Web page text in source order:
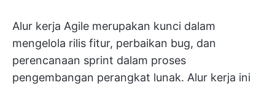
Alur kerja Agile merupakan kunci dalam
mengelola rilis fitur, perbaikan bug, dan
perencanaan sprint dalam proses
pengembangan perangkat lunak. Alur kerja ini